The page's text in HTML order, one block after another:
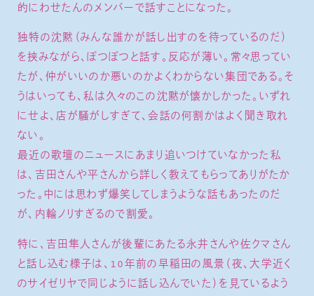
的にわせたんのメンバーで話すことになった。
独特の沈黙（みんな誰かが話し出すのを待っているのだ）
を挟みながら、ぽつぽつと話す。反応が薄い。常々思ってい
たが、仲がいいのか悪いのかよくわからない集団である。そ
うはいっても、私は久々のこの沈黙が懐かしかった。いずれ
にせよ、店が騒がしすぎて、会話の何割かはよく聞き取れ
ない。
最近の歌壇のニュースにあまり追いつけていなかった私
は、吉田さんや平さんから詳しく教えてもらってありがたか
った。中には思わず爆笑してしまうような話もあったのだ
が、内輪ノリすぎるので割愛。
特に、吉田隼人さんが後輩にあたる永井さんや佐クマさん
と話し込む様子は、10年前の早稲田の風景（夜、大学近く
のサイゼリヤで同じように話し込んでいた）を見ているよう